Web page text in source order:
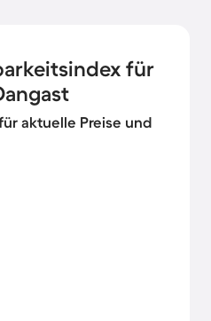
für
aktuelle Preise und